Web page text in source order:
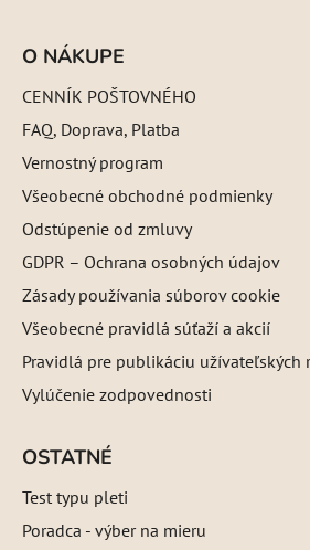
O NÁKUPE
CENNÍK POŠTOVNÉHO
FAQ, Doprava, Platba
Vernostný program
Všeobecné obchodné podmienky
Odstúpenie od zmluvy
GDPR – Ochrana osobných údajov
Zásady používania súborov cookie
Všeobecné pravidlá súťaží a akcií
Pravidlá pre publikáciu užívateľských
Vylúčenie zodpovednosti
OSTATNÉ
Test typu pleti
Poradca - výber na mieru